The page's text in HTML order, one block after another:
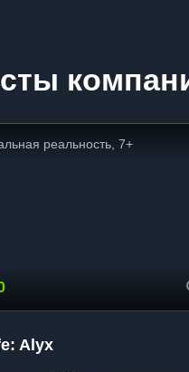
реальность, 7+
Alyx